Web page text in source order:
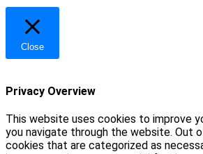
Close
Privacy Overview
This website uses cookies to improve
you navigate through the website. Out
cookies that are categorized as